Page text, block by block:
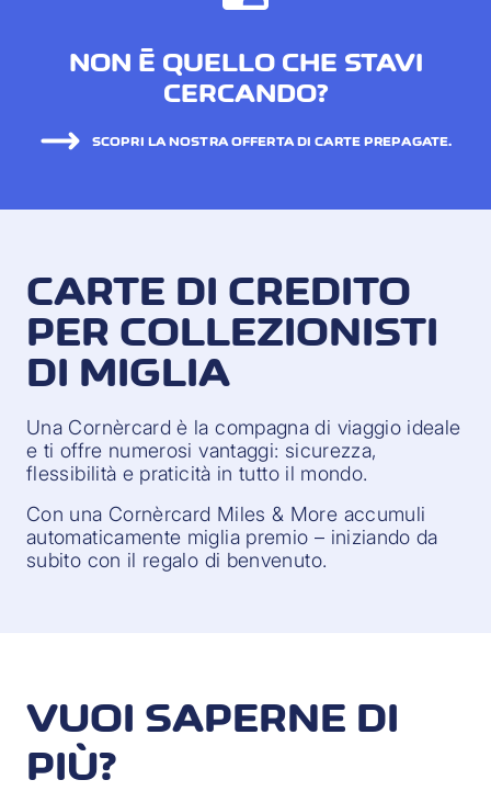
NON È QUELLO CHE STAVI
CERCANDO?
SCOPRI LA NOSTRA OFFERTA DI CARTE PREPAGATE.
CARTE DI CREDITO
PER COLLEZIONISTI
DI MIGLIA
Una Cornèrcard è la compagna di viaggio ideale
e ti offre numerosi vantaggi: sicurezza,
flessibilità e praticità in tutto il mondo.
Con una Cornèrcard Miles & More accumuli
automaticamente miglia premio – iniziando da
subito con il regalo di benvenuto.
VUOI SAPERNE DI
PIÙ?